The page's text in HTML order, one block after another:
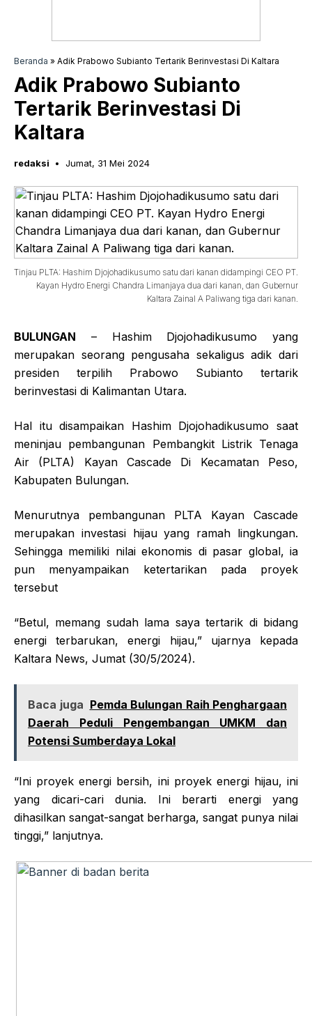
Beranda » Adik Prabowo Subianto Tertarik Berinvestasi Di Kaltara
Adik Prabowo Subianto
Tertarik Berinvestasi Di
Kaltara
redaksi Jumat, 31 Mei 2024
Tinjau PLTA: Hashim Djojohadikusumo satu dari kanan didampingi CEO PT.
Kayan Hydro Energi Chandra Limanjaya dua dari kanan, dan Gubernur
Kaltara Zainal A Paliwang tiga dari kanan.
BULUNGAN – Hashim Djojohadikusumo yang
merupakan seorang pengusaha sekaligus adik dari
presiden terpilih Prabowo Subianto tertarik
berinvestasi di Kalimantan Utara.
Hal itu disampaikan Hashim Djojohadikusumo saat
meninjau pembangunan Pembangkit Listrik Tenaga
Air (PLTA) Kayan Cascade Di Kecamatan Peso,
Kabupaten Bulungan.
Menurutnya pembangunan PLTA Kayan Cascade
merupakan investasi hijau yang ramah lingkungan.
Sehingga memiliki nilai ekonomis di pasar global, ia
pun menyampaikan ketertarikan pada proyek
tersebut
“Betul, memang sudah lama saya tertarik di bidang
energi terbarukan, energi hijau,” ujarnya kepada
Kaltara News, Jumat (30/5/2024).
Baca juga Pemda Bulungan Raih Penghargaan
Daerah Peduli Pengembangan UMKM dan
Potensi Sumberdaya Lokal
“Ini proyek energi bersih, ini proyek energi hijau, ini
yang dicari-cari dunia. Ini berarti energi yang
dihasilkan sangat-sangat berharga, sangat punya nilai
tinggi,” lanjutnya.